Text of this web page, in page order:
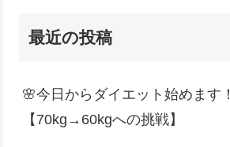
最近の投稿
🌸今日からダイエット始めます！
【70kg→60kgへの挑戦】